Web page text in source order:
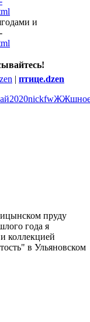
и
| птице.dzen
2020nickfw
пруду
года я
коллекцией
в Ульяновском